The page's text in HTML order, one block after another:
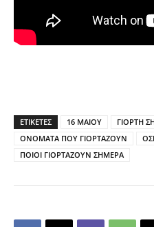
ΕΤΙΚΕΤΕΣ 16 ΜΑΙΟΥ ΓΙΟΡΤΗ
ΟΝΟΜΑΤΑ ΠΟΥ ΓΙΟΡΤΑΖΟΥΝ
ΠΟΙΟΙ ΓΙΟΡΤΑΖΟΥΝ ΣΗΜΕΡΑ